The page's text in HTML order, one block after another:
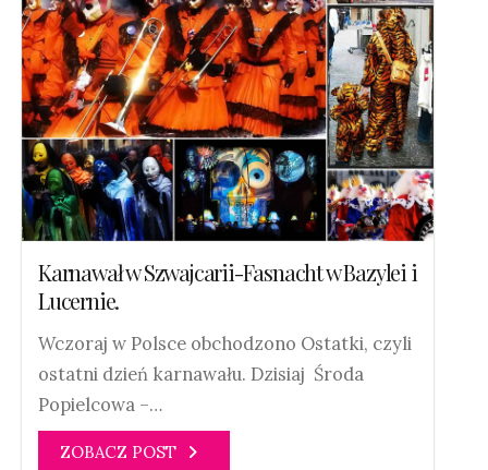
Karnawał w Szwajcarii-Fasnacht w Bazylei i
Lucernie.
Wczoraj w Polsce obchodzono Ostatki, czyli
ostatni dzień karnawału. Dzisiaj Środa
Popielcowa –…
ZOBACZ POST